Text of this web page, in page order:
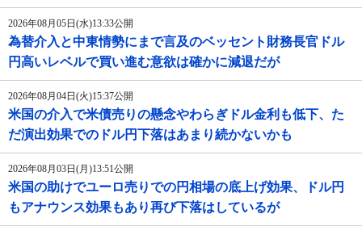
2026年08月05日(水)13:33公開
為替介入と中東情勢にまで言及のベッセント財務長官ドル
円高いレベルで買い進む意欲は確かに減退だが
2026年08月04日(火)15:37公開
米国の介入で米債売りの懸念やわらぎドル金利も低下、た
だ演出効果でのドル円下落はあまり続かないかも
2026年08月03日(月)13:51公開
米国の助けでユーロ売りでの円相場の底上げ効果、ドル円
もアナウンス効果もあり再び下落はしているが